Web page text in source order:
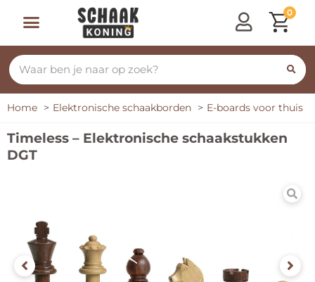
0
Home Elektronische schaakborden E-boards voor thuis
Timeless – Elektronische schaakstukken
DGT